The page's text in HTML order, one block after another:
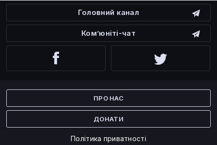
Головний канал
Ком’юніті-чат
ПРО НАС
ДОНАТИ
Політика приватності